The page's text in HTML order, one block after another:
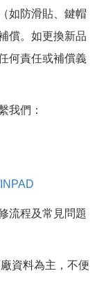
如防滑貼、鍵帽
償。如更換新品
何責任或補償義
我們：
流程及常見問題
資料為主，不便